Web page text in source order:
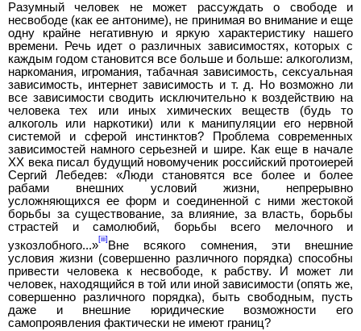
Разумный человек не может рассуждать о свободе и
несвободе (как ее антониме), не принимая во внимание и еще
одну крайне негативную и яркую характеристику нашего
времени. Речь идет о различных зависимостях, которых с
каждым годом становится все больше и больше: алкоголизм,
наркомания, игромания, табачная зависимость, сексуальная
зависимость, интернет зависимость и т. д. Но возможно ли
все зависимости сводить исключительно к воздействию на
человека тех или иных химических веществ (будь то
алкоголь или наркотики) или к манипуляции его нервной
системой и сферой инстинктов? Проблема современных
зависимостей намного серьезней и шире. Как еще в начале
XX века писал будущий новомученик российский протоиерей
Сергий Лебедев: «Люди становятся все более и более
рабами внешних условий жизни, непрерывно
усложняющихся ее форм и соединенной с ними жестокой
борьбы за существование, за влияние, за власть, борьбы
страстей и самолюбий, борьбы всего мелочного и
узкозлобного...»
[iii]
Вне всякого сомнения, эти внешние
условия жизни (совершенно различного порядка) способны
привести человека к несвободе, к рабству. И может ли
человек, находящийся в той или иной зависимости (опять же,
совершенно различного порядка), быть свободным, пусть
даже и внешние юридические возможности его
самопроявления фактически не имеют границ?